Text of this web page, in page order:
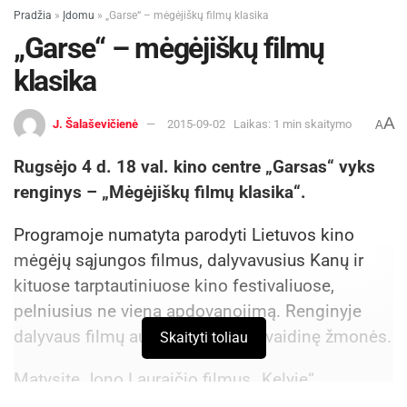
2026-07-25
Stasys JOKŪBAITIS, „ŪP“ korespondentas
Pradžia » Įdomu » „Garse“ – mėgėjiškų filmų klasika
„Garse“ – mėgėjiškų filmų
klasika
J. Šalaševičienė 2015-09-02 Laikas: 1 min skaitymo AA
Rugsėjo 4 d. 18 val. kino centre „Garsas“ vyks
renginys – „Mėgėjiškų filmų klasika“.
Programoje numatyta parodyti Lietuvos kino
mėgėjų sąjungos filmus, dalyvavusius Kanų ir
kituose tarptautiniuose kino festivaliuose,
pelniusius ne vieną apdovanojimą. Renginyje
dalyvaus filmų autoriai bei juose vaidinę žmonės.
Matysite Jono Lauraičio filmus „Kelyje“,
Skaityti toliau